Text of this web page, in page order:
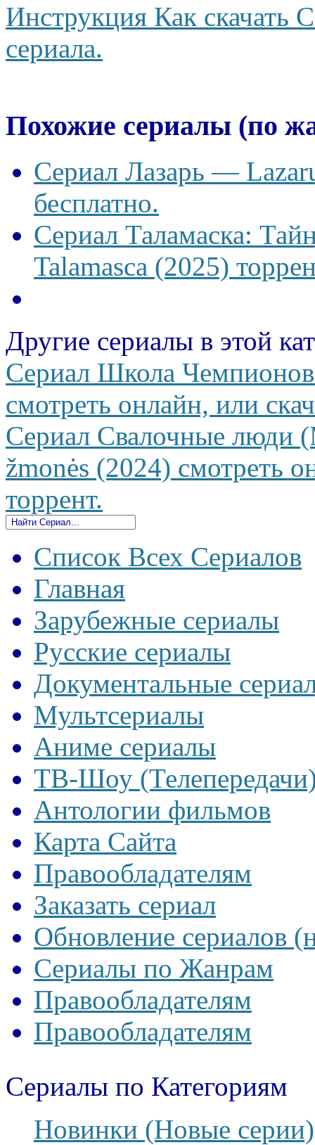
Инструкция Как скачать
сериала.
Похожие сериалы (по
Сериал Лазарь —
бесплатно.
Сериал Таламаска:
Talamasca (2025)
Другие сериалы в этой
Сериал Школа
смотреть онлайн, или
Сериал Свалочные
žmonės (2024) смотреть
торрент.
Список Всех Сериалов
Главная
Зарубежные сериалы
Русские сериалы
Документальные
Мультсериалы
Аниме сериалы
ТВ-Шоу
Антологии фильмов
Карта Сайта
Правообладателям
Заказать сериал
Обновление сериалов
Сериалы по Жанрам
Правообладателям
Правообладателям
Сериалы по Категориям
Новинки (Новые серии)